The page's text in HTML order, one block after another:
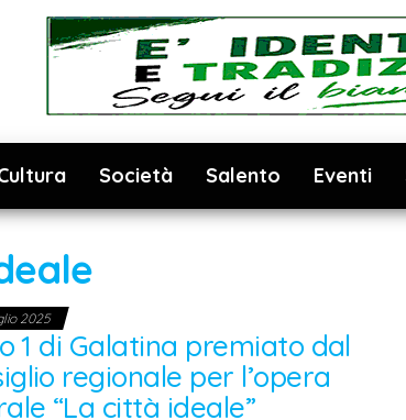
Società Salento Eventi
2025
1 di Galatina premiato dal
regionale per l’opera
“La città ideale”